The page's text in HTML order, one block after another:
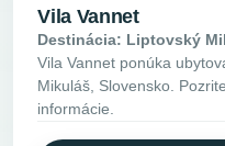
Vila Vannet
Destinácia: Liptovský
Vila Vannet ponúka
Mikuláš, Slovensko.
informácie.